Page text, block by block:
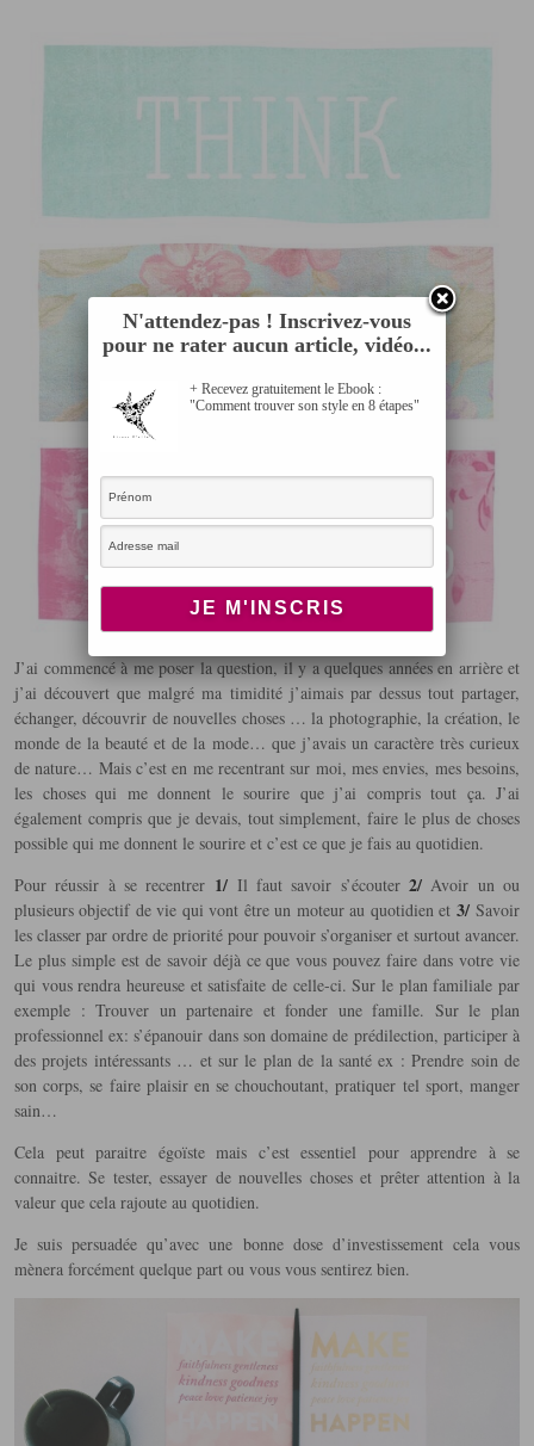
J’ai commencé à me poser la question, il y a quelques années en arrière et
j’ai découvert que malgré ma timidité j’aimais par dessus tout partager,
échanger, découvrir de nouvelles choses … la photographie, la création, le
monde de la beauté et de la mode… que j’avais un caractère très curieux
de nature… Mais c’est en me recentrant sur moi, mes envies, mes besoins,
les choses qui me donnent le sourire que j’ai compris tout ça. J’ai
également compris que je devais, tout simplement, faire le plus de choses
possible qui me donnent le sourire et c’est ce que je fais au quotidien.
Pour réussir à se recentrer 1/Il faut savoir s’écouter2/Avoir un ou
plusieurs objectif de vie qui vont être un moteur au quotidien et 3/Savoir
les classer par ordre de priorité pour pouvoir s’organiser et surtout avancer.
Le plus simple est de savoir déjà ce que vous pouvez faire dans votre vie
qui vous rendra heureuse et satisfaite de celle-ci. Sur le plan familiale par
exemple : Trouver un partenaire et fonder une famille. Sur le plan
professionnel ex: s’épanouir dans son domaine de prédilection, participer à
des projets intéressants … et sur le plan de la santé ex : Prendre soin de
son corps, se faire plaisir en se chouchoutant, pratiquer tel sport, manger
sain…
Cela peut paraitre égoïste mais c’est essentiel pour apprendre à se
connaitre. Se tester, essayer de nouvelles choses et prêter attention à la
valeur que cela rajoute au quotidien.
Je suis persuadée qu’avec une bonne dose d’investissement cela vous
mènera forcément quelque part ou vous vous sentirez bien.
N'attendez-pas ! Inscrivez-vous
pour ne rater aucun article, vidéo...
+ Recevez gratuitement le Ebook :
"Comment trouver son style en 8 étapes"